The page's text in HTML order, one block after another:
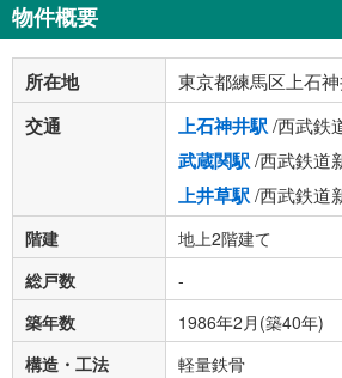
物件概要
所在地 東京都練馬区上石
交通 上石神井駅/西武鉄
武蔵関駅/西武鉄道
上井草駅/西武鉄道
階建
地上2階建て
総戸数
-
築年数
1986年2月(築40年)
構造・工法
軽量鉄骨